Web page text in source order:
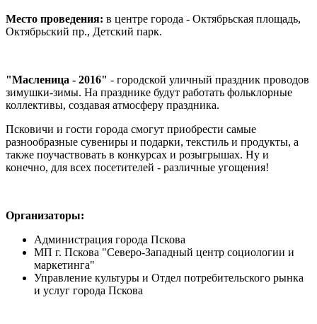
Место проведения: в центре города - Октябрьская площадь,
Октябрьский пр., Детский парк.
"Масленица - 2016" - городской уличный праздник проводов
зимушки-зимы. На празднике будут работать фольклорные
коллективы, создавая атмосферу праздника.
Псковичи и гости города смогут приобрести самые
разнообразные сувениры и подарки, текстиль и продукты, а
также поучаствовать в конкурсах и розыгрышах. Ну и
конечно, для всех посетителей - различные угощения!
Организаторы:
Администрация города Пскова
МП г. Пскова "Северо-Западный центр социологии и
маркетинга"
Управление культуры и Отдел потребительского рынка
и услуг города Пскова